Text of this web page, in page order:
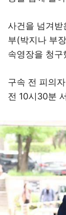
사건을 넘겨
부(박지나 부
속영장을 청구
구속 전 피의
전 10시30분